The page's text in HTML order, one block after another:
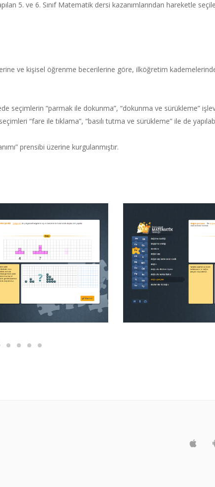
5. ve 6. Sınıf Matematik dersi kazanımlarından hareketle
ve kişisel öğrenme becerilerine göre, ilköğretim
seçimlerin “parmak ile dokunma”, “dokunma ve sürükleme”
“fare ile tıklama”, “basılı tutma ve sürükleme” ile de
prensibi üzerine kurgulanmıştır.